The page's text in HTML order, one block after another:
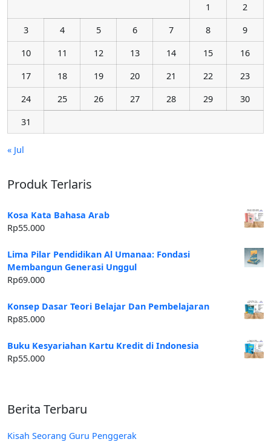
1
2
3
4 5 6 7 8
9
10
11 12 13 14 15
16
17
18 19 20 21 22
23
24
25 26 27 28 29
30
31
« Jul
Produk Terlaris
Kosa Kata Bahasa Arab
Rp55.000
Lima Pilar Pendidikan Al Umanaa: Fondasi
Membangun Generasi Unggul
Rp69.000
Konsep Dasar Teori Belajar Dan Pembelajaran
Rp85.000
Buku Kesyariahan Kartu Kredit di Indonesia
Rp55.000
Berita Terbaru
Kisah Seorang Guru Penggerak